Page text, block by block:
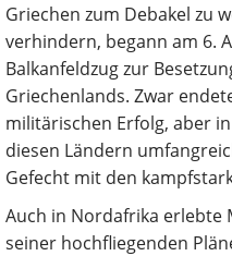
Griechen zum Debakel zu
verhindern, begann am 6.
Balkanfeldzug zur
Griechenlands. Zwar
militärischen Erfolg, aber
diesen Ländern
Gefecht mit den
Auch in Nordafrika erlebte
seiner hochfliegenden